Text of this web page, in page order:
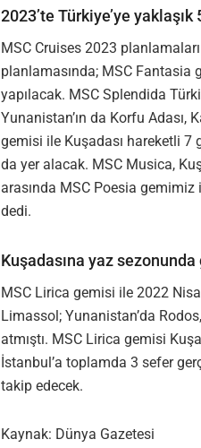
2023’te Türkiye’ye
MSC Cruises 2023
planlamasında; MSC Fantasia
yapılacak. MSC Splendida
Yunanistan’ın da Korfu
gemisi ile Kuşadası hareketli 7
da yer alacak. MSC Musica,
arasında MSC Poesia
dedi.
Kuşadasına yaz
MSC Lirica gemisi ile 2022
Limassol; Yunanistan’da
atmıştı. MSC Lirica gemisi
İstanbul’a toplamda 3 sefer
takip edecek.
Kaynak: Dünya Gazetesi